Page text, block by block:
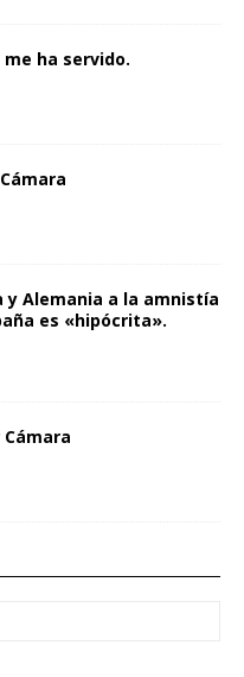
ha servido.
y Alemania a la amnistía
es «hipócrita».